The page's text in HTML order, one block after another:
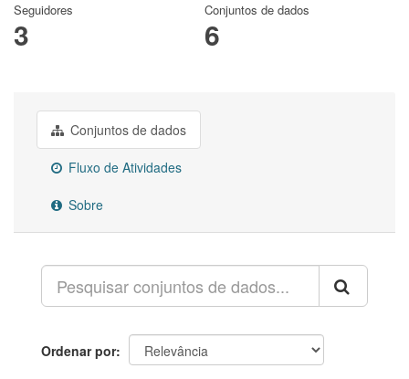
Seguidores
3
Conjuntos de dados
6
Conjuntos de dados
Fluxo de Atividades
Sobre
Ordenar por